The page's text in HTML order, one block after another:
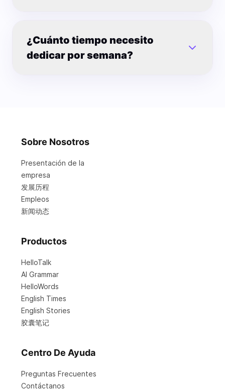
¿Cuánto tiempo necesito
dedicar por semana?
Sobre Nosotros
Presentación de la
empresa
发展历程
Empleos
新闻动态
Productos
HelloTalk
AI Grammar
HelloWords
English Times
English Stories
胶囊笔记
Centro De Ayuda
Preguntas Frecuentes
Contáctanos